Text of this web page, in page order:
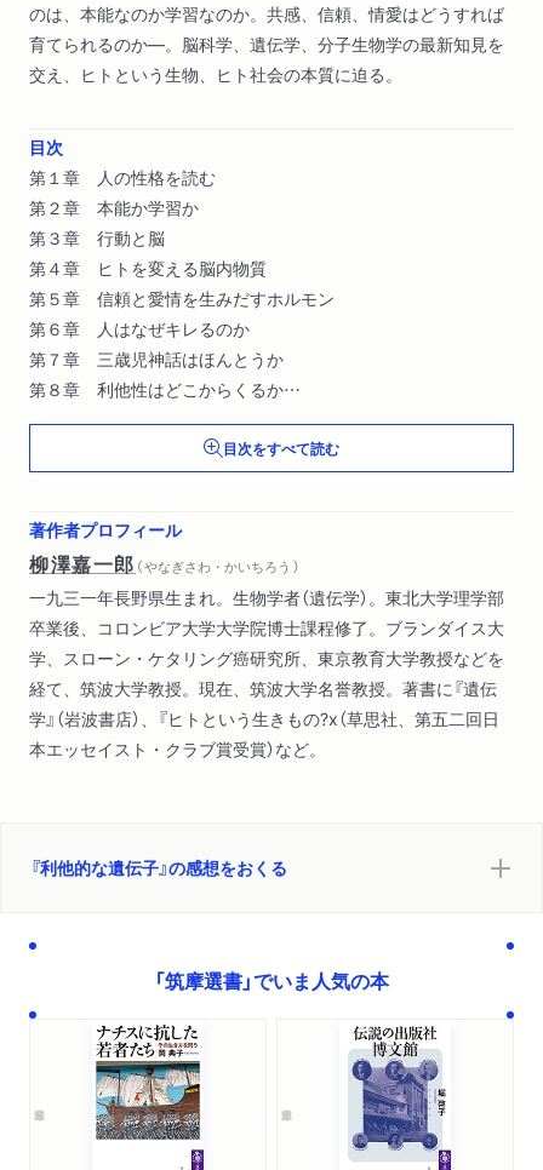
のは、本能なのか学習なのか。共感、信頼、情愛はどうすれば
育てられるのか―。脳科学、遺伝学、分子生物学の最新知見を
交え、ヒトという生物、ヒト社会の本質に迫る。
目次
第１章 人の性格を読む
第２章 本能か学習か
第３章 行動と脳
第４章 ヒトを変える脳内物質
第５章 信頼と愛情を生みだすホルモン
第６章 人はなぜキレるのか
第７章 三歳児神話はほんとうか
第８章 利他性はどこからくるか
第９章 利他的な遺伝子
目次をすべて読む
著作者プロフィール
柳澤嘉一郎 （ やなぎさわ・かいちろう ）
一九三一年長野県生まれ。生物学者（遺伝学）。東北大学理学部
卒業後、コロンビア大学大学院博士課程修了。ブランダイス大
学、スローン・ケタリング癌研究所、東京教育大学教授などを
経て、筑波大学教授。現在、筑波大学名誉教授。著書に『遺伝
学』（岩波書店）、『ヒトという生きもの?x（草思社、第五二回日
本エッセイスト・クラブ賞受賞）など。
『利他的な遺伝子』の感想をおくる
「筑摩選書」でいま人気の本